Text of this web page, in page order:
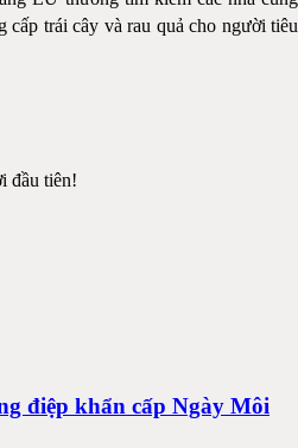
cấp trái cây và rau quả cho người tiêu
đầu tiên!
điệp khẩn cấp Ngày Môi